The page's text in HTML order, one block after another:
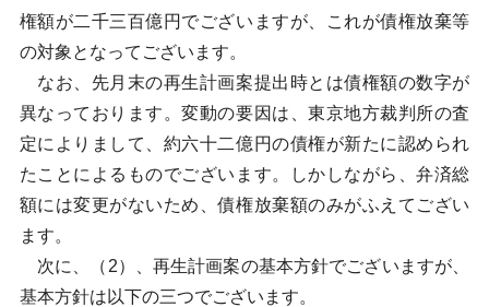
権額が二千三百億円でございますが、これが債権放棄等
の対象となってございます。
なお、先月末の再生計画案提出時とは債権額の数字が
異なっております。変動の要因は、東京地方裁判所の査
定によりまして、約六十二億円の債権が新たに認められ
たことによるものでございます。しかしながら、弁済総
額には変更がないため、債権放棄額のみがふえてござい
ます。
次に、（2）、再生計画案の基本方針でございますが、
基本方針は以下の三つでございます。